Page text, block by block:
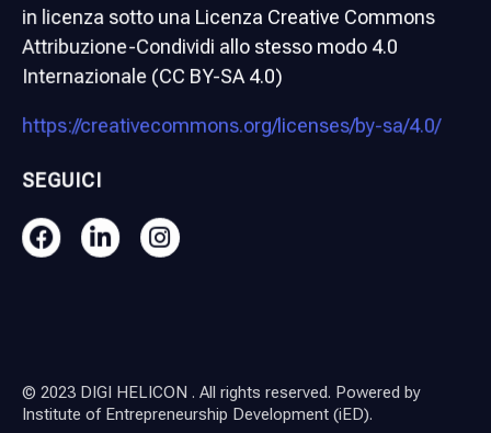
in licenza sotto una Licenza Creative Commons
Attribuzione-Condividi allo stesso modo 4.0
Internazionale (CC BY-SA 4.0)
https://creativecommons.org/licenses/by-sa/4.0/
SEGUICI
© 2023 DIGI HELICON . All rights reserved. Powered by
Institute of Entrepreneurship Development (iED).